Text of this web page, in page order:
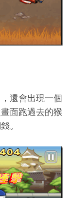
還會出現一個
面跑過去的猴
。